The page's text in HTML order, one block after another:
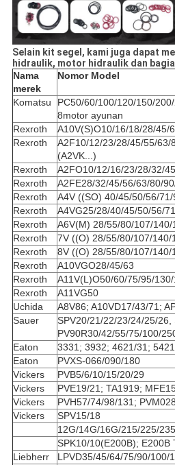
Selain kit segel, kami juga dapat
hidraulik, motor hidraulik dan
Nama
merek
Nomor Model
Komatsu
PC50/60/100/120/150/
8motor ayunan
Rexroth
A10V(S)O10/16/18/28/45/
Rexroth
A2F10/12/23/28/45/55/
(A2VK...)
Rexroth
A2FO10/12/16/23/28/32/
Rexroth
A2FE28/32/45/56/63/80/
Rexroth
A4V ((SO) 40/45/50/56/
Rexroth
A4VG25/28/40/45/50/56/
Rexroth
A6V(M) 28/55/80/107/
Rexroth
7V ((O) 28/55/80/107/
Rexroth
8V ((O) 28/55/80/107/
Rexroth
A10VGO28/45/63
Rexroth
A11V(L)O50/60/75/95/
Rexroth
A11VG50
Uchida
A8V86; A10VD17/43/71;
Sauer
SPV20/21/22/23/24/25/26,
PV90R30/42/55/75/100/
Eaton
3331; 3932; 4621/31;
Eaton
PVXS-066/090/180
Vickers
PVB5/6/10/15/20/29
Vickers
PVE19/21; TA1919;
Vickers
PVH57/74/98/131; PVM028
Vickers
SPV15/18
12G/14G/16G/215/225/
SPK10/10(E200B); E200B
Liebherr
LPVD35/45/64/75/90/100/